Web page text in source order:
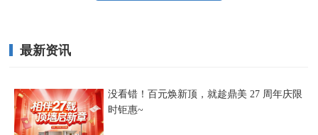
最新资讯
没看错！百元焕新顶，就趁鼎美 27 周年庆限
时钜惠~